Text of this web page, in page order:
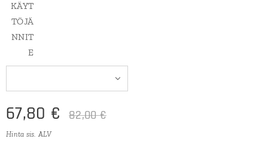
KÄYT
TÖJÄ
NNIT
E
67,80 € 82,00€
Hinta sis. ALV